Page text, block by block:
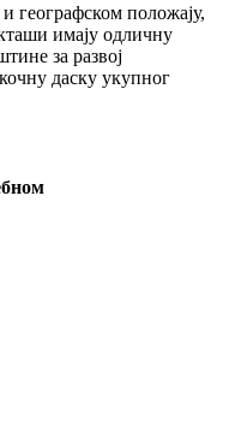
и географском положају,
имају одличну
за развој
даску укупног